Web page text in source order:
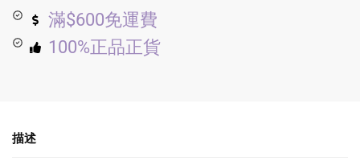
滿$600免運費
100%正品正貨
描述